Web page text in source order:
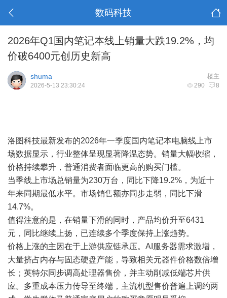
数码科技
2026年Q1国内笔记本线上销量大跌19.2%，均
价破6400元创历史新高
楼主
shuma
290 8
2026-5-13 23:30:24
洛图科技最新发布的2026年一季度国内笔记本电脑线上市
场数据显示，行业整体呈现显著降温态势。销量大幅收缩，
价格持续攀升，普通消费者面临更高的购买门槛。
当季线上市场总销量为230万台，同比下降19.2%，为近十
年来同期最低水平。市场销售额亦同步走弱，同比下滑
14.7%。
值得注意的是，在销量下滑的同时，产品均价升至6431
元，同比继续上扬，已连续多个季度保持上涨趋势。
价格上涨的主因在于上游供应链承压。AI服务器需求激增，
大量挤占内存与固态硬盘产能，导致相关元器件价格数倍增
长；英特尔同步调高处理器售价，并主动削减低端芯片供
应。多重成本压力传导至终端，主流机型售价普遍上调约两